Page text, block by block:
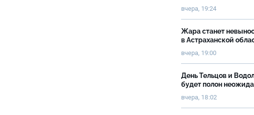
вчера, 19:24
Жара станет
в Астраханской
вчера, 19:00
День Тельцов и
будет полон
вчера, 18:02